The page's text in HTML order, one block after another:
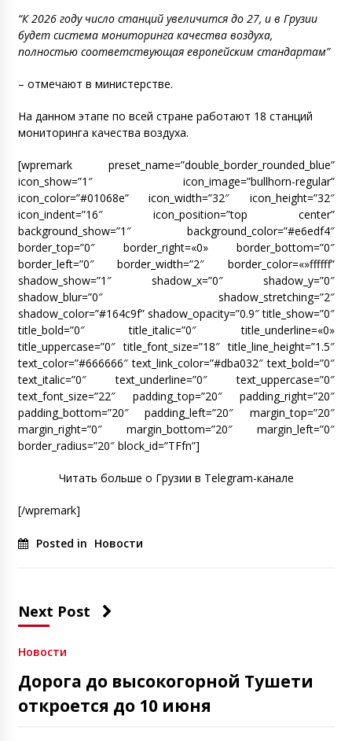
“К 2026 году число станций увеличится до 27, и в Грузии
будет система мониторинга качества воздуха,
полностью соответствующая европейским стандартам”
– отмечают в министерстве.
На данном этапе по всей стране работают 18 станций
мониторинга качества воздуха.
[wpremark preset_name=”double_border_rounded_blue”
icon_show=”1″ icon_image=”bullhorn-regular”
icon_color=”#01068e” icon_width=”32″ icon_height=”32″
icon_indent=”16″ icon_position=”top center”
background_show=”1″ background_color=”#e6edf4″
border_top=”0″ border_right=«0» border_bottom=”0″
border_left=”0″ border_width=”2″ border_color=«»ffffff”
shadow_show=”1″ shadow_x=”0″ shadow_y=”0″
shadow_blur=”0″ shadow_stretching=”2″
shadow_color=”#164c9f” shadow_opacity=”0.9″ title_show=”0″
title_bold=”0″ title_italic=”0″ title_underline=«0»
title_uppercase=”0″ title_font_size=”18″ title_line_height=”1.5″
text_color=”#666666″ text_link_color=”#dba032″ text_bold=”0″
text_italic=”0″ text_underline=”0″ text_uppercase=”0″
text_font_size=”22″ padding_top=”20″ padding_right=”20″
padding_bottom=”20″ padding_left=”20″ margin_top=”20″
margin_right=”0″ margin_bottom=”20″ margin_left=”0″
border_radius=”20″ block_id=”TFfn”]
Читать больше о Грузии в Telegram-канале
[/wpremark]
Posted in Новости
Next Post
Новости
Дорога до высокогорной Тушети
откроется до 10 июня